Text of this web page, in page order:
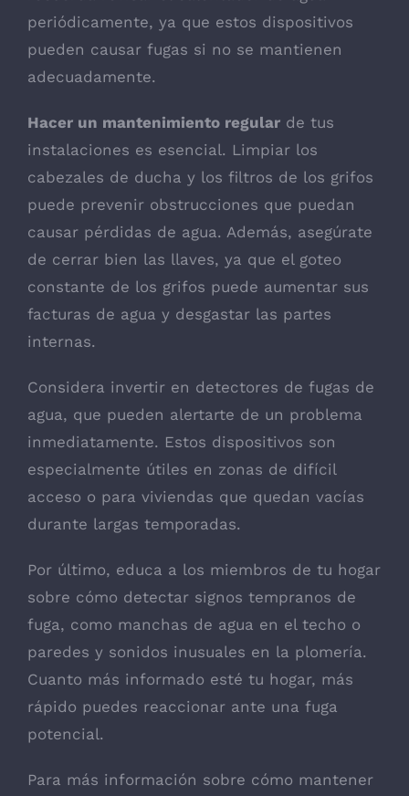
periódicamente, ya que estos dispositivos
pueden causar fugas si no se mantienen
adecuadamente.
Hacer un mantenimiento regular de tus
instalaciones es esencial. Limpiar los
cabezales de ducha y los filtros de los grifos
puede prevenir obstrucciones que puedan
causar pérdidas de agua. Además, asegúrate
de cerrar bien las llaves, ya que el goteo
constante de los grifos puede aumentar sus
facturas de agua y desgastar las partes
internas.
Considera invertir en detectores de fugas de
agua, que pueden alertarte de un problema
inmediatamente. Estos dispositivos son
especialmente útiles en zonas de difícil
acceso o para viviendas que quedan vacías
durante largas temporadas.
Por último, educa a los miembros de tu hogar
sobre cómo detectar signos tempranos de
fuga, como manchas de agua en el techo o
paredes y sonidos inusuales en la plomería.
Cuanto más informado esté tu hogar, más
rápido puedes reaccionar ante una fuga
potencial.
Para más información sobre cómo mantener